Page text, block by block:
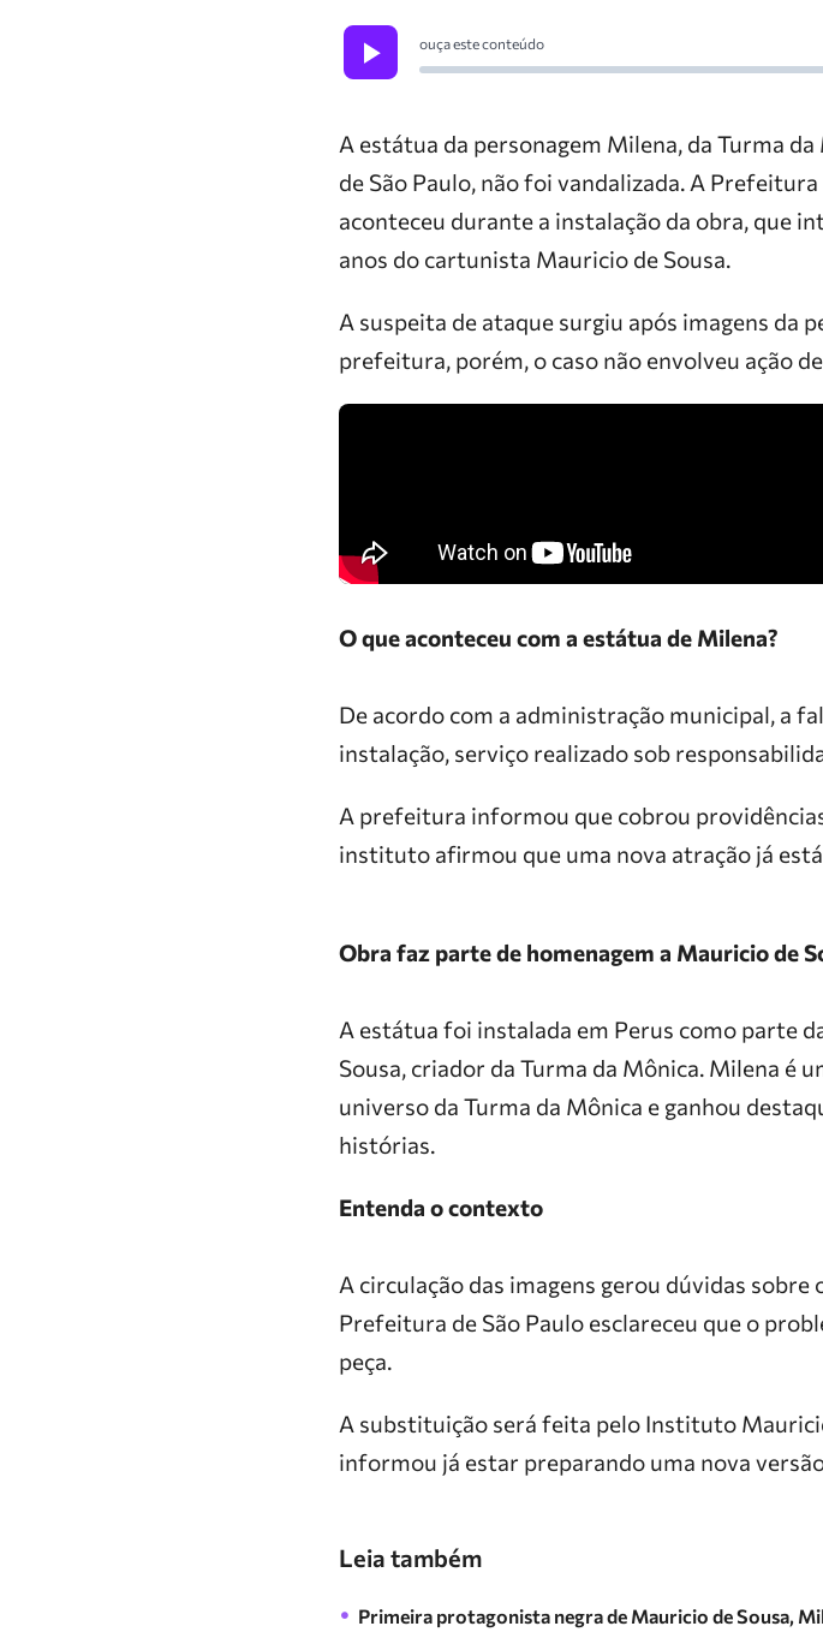
ouça este conteúdo
A estátua da personagem Milena, da Turma
de São Paulo, não foi vandalizada. A
aconteceu durante a instalação da obra, que
anos do cartunista Mauricio de Sousa.
A suspeita de ataque surgiu após imagens da
prefeitura, porém, o caso não envolveu ação
O que aconteceu com a estátua de Milena?
De acordo com a administração municipal, a
instalação, serviço realizado sob
A prefeitura informou que cobrou
instituto afirmou que uma nova atração já
Obra faz parte de homenagem a Mauricio de
A estátua foi instalada em Perus como parte
Sousa, criador da Turma da Mônica. Milena é
universo da Turma da Mônica e ganhou
histórias.
Entenda o contexto
A circulação das imagens gerou dúvidas
Prefeitura de São Paulo esclareceu que o
peça.
A substituição será feita pelo Instituto
informou já estar preparando uma nova
Leia também
Primeira protagonista negra de Mauricio de Sousa,